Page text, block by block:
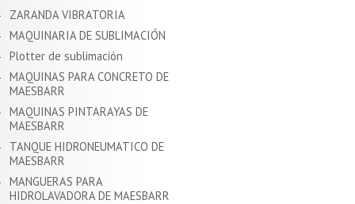
ZARANDA VIBRATORIA
MAQUINARIA DE SUBLIMACIÓN
Plotter de sublimación
MAQUINAS PARA CONCRETO DE
MAESBARR
MAQUINAS PINTARAYAS DE
MAESBARR
TANQUE HIDRONEUMATICO DE
MAESBARR
MANGUERAS PARA
HIDROLAVADORA DE MAESBARR